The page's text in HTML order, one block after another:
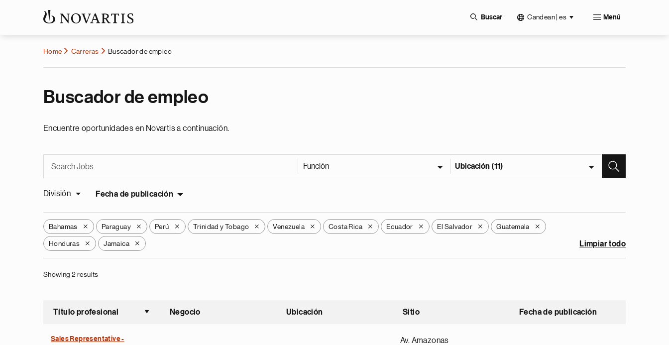
Buscar Candean | es Menú
Home Carreras Buscador de empleo
Buscador de empleo
Encuentre oportunidades en Novartis a continuación.
Función Ubicación (11)
División Fecha de publicación
Bahamas X Paraguay X Perú X Trinidad y Tobago X Venezuela X Costa Rica X Ecuador X El Salvador X Guatemala X
Honduras X Jamaica X Limpiar todo
Showing 2 results
Título profesional
Ordenar ascendente
Negocio Ubicación Sitio Fecha de publicación
Sales Representative -
Av. Amazonas